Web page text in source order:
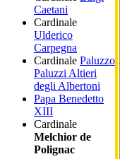
Caetani
Cardinale
Ulderico
Carpegna
Cardinale Paluzzo
Paluzzi Altieri
degli Albertoni
Papa Benedetto
XIII
Cardinale
Melchior de
Polignac